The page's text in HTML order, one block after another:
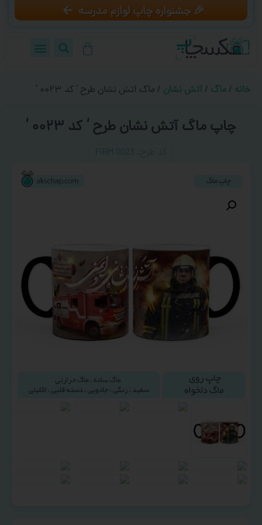
🎉 جشنواره چاپ لوازم مدرسه
خانه / ماگ / آتش نشان / ماگ آتش نشان طرح ‘ کد ۰۰۲۳ ‘
چاپ ماگ آتش نشان طرح ‘ کد ۰۰۲۳ ‘